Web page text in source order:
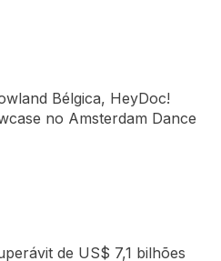
Bélgica, HeyDoc!
no Amsterdam Dance
de US$ 7,1 bilhões